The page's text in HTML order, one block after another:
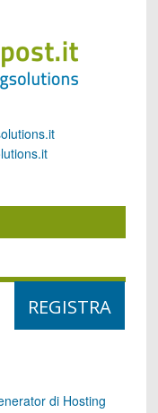
di Hosting